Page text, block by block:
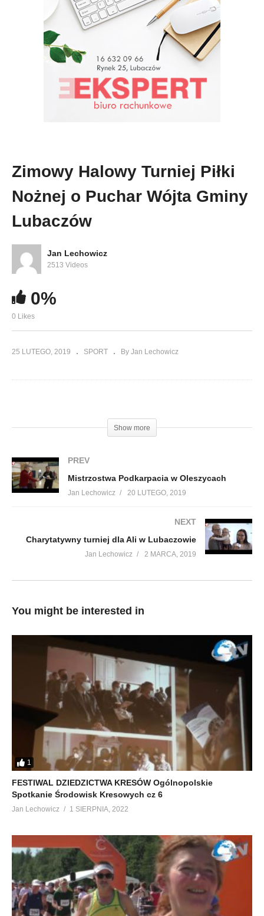
Zimowy Halowy Turniej Piłki
Nożnej o Puchar Wójta Gminy
Lubaczów
Jan Lechowicz
2513 Videos
0%
0 Likes
25 LUTEGO, 2019 SPORT By Jan Lechowicz
Show more
PREV
Mistrzostwa Podkarpacia w Oleszycach
Jan Lechowicz 20 LUTEGO, 2019
NEXT
Charytatywny turniej dla Ali w Lubaczowie
Jan Lechowicz 2 MARCA, 2019
You might be interested in
1
FESTIWAL DZIEDZICTWA KRESÓW Ogólnopolskie
Spotkanie Środowisk Kresowych cz 6
Jan Lechowicz 1 SIERPNIA, 2022